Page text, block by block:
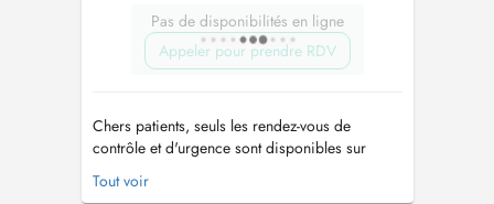
Pas de disponibilités en ligne
Appeler pour prendre RDV
Chers patients, seuls les rendez-vous de
contrôle et d'urgence sont disponibles sur
Doctena. Si vous ne trouvez pas de rendez-
vous qui vous convient, veuillez contacter notre
Tout voir